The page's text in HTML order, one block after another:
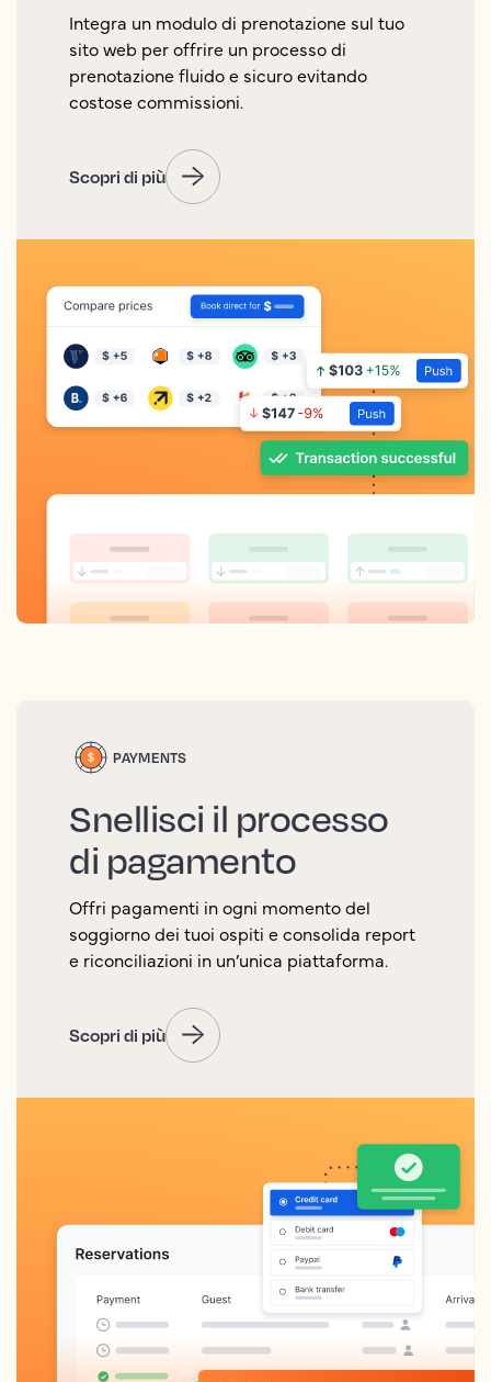
Integra un modulo di prenotazione sul tuo
sito web per offrire un processo di
prenotazione fluido e sicuro evitando
costose commissioni.
Scopri di più
PAYMENTS
Snellisci il processo
di pagamento
Offri pagamenti in ogni momento del
soggiorno dei tuoi ospiti e consolida report
e riconciliazioni in un’unica piattaforma.
Scopri di più